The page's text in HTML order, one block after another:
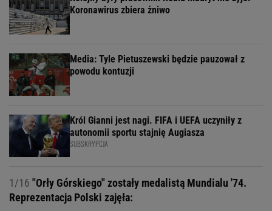
Koronawirus zbiera żniwo
Media: Tyle Pietuszewski będzie pauzował z
powodu kontuzji
Król Gianni jest nagi. FIFA i UEFA uczyniły z
autonomii sportu stajnię Augiasza
SUBSKRYPCJA
1/16 "Orły Górskiego" zostały medalistą Mundialu '74.
Reprezentacja Polski zajęła: